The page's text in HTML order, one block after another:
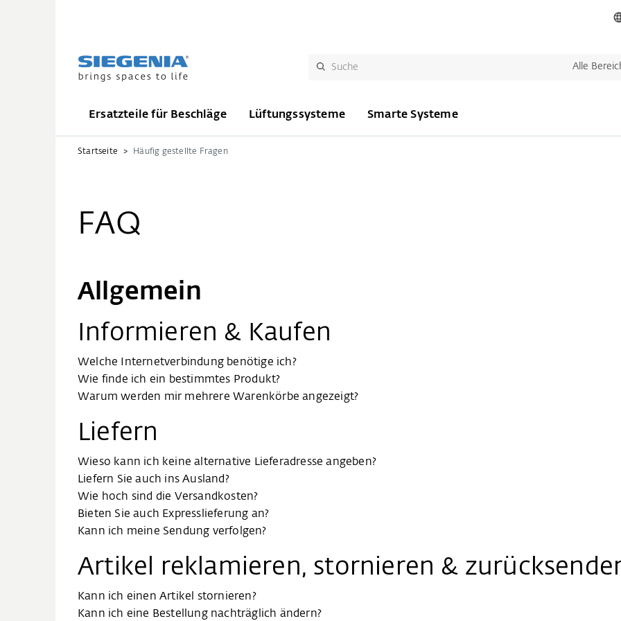
Alle
Ersatzteile für Beschläge Lüftungssysteme Smarte Systeme
Startseite Häufig gestellte Fragen
FAQ
Allgemein
Informieren & Kaufen
Welche Internetverbindung benötige ich?
Wie finde ich ein bestimmtes Produkt?​​​
Warum werden mir mehrere Warenkörbe angezeigt?
Liefern
Wieso kann ich keine alternative Lieferadresse angeben?
Liefern Sie auch ins Ausland?
Wie hoch sind die Versandkosten?
Bieten Sie auch Expresslieferung an?
Kann ich meine Sendung verfolgen?
Artikel reklamieren, stornieren &
Kann ich einen Artikel stornieren?
Kann ich eine Bestellung nachträglich ändern?